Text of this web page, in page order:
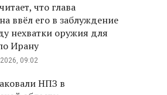
что глава
ввёл его в заблуждение
нехватки оружия для
Ирану
09:02
НПЗ в